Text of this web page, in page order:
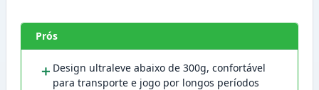
Prós
＋ Design ultraleve abaixo de 300g, confortável
para transporte e jogo por longos períodos